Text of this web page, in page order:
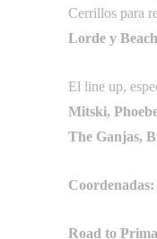
Cerrillos para
Lorde y
El line up,
Mitski,
The Ganjas,
Coordenadas:
Road to